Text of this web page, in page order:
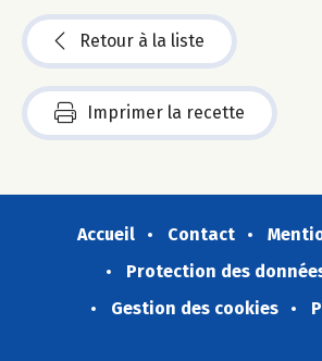
Retour à la liste
Imprimer la recette
Accueil Contact
Protection des
Gestion des cookies